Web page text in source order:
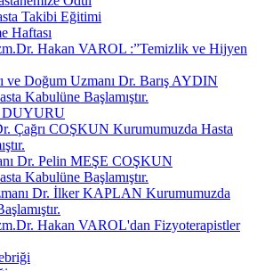
Takibi Eğitimi
Haftası
Hakan VAROL :”Temizlik ve Hijyen
ve Doğum Uzmanı Dr. Barış AYDIN
Kabulüne Başlamıştır.
Çağrı COŞKUN Kurumumuzda Hasta
Dr. Pelin MEŞE COŞKUN
Kabulüne Başlamıştır.
Dr. İlker KAPLAN Kurumumuzda
Hakan VAROL'dan Fizyoterapistler